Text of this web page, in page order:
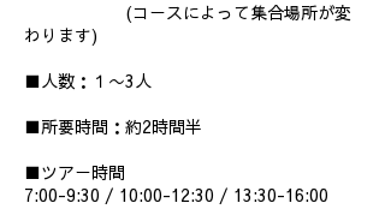
(コースによって集合場所が変
わります)
■人数：１〜3人
■所要時間：約2時間半
■ツアー時間
7:00-9:30 / 10:00-12:30 / 13:30-16:00